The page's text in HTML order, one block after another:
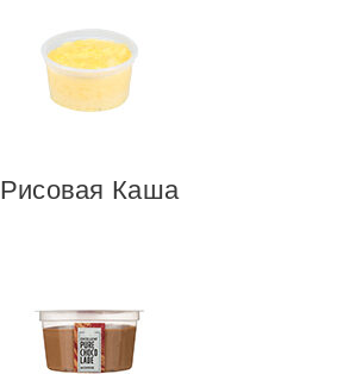
Рисовая Каша